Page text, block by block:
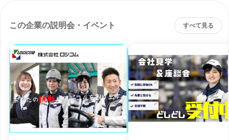
この企業の説明会・イベント すべて見る